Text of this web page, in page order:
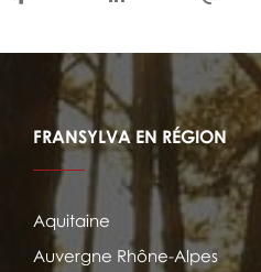
FRANSYLVA EN RÉGION
Aquitaine
Auvergne Rhône-Alpes